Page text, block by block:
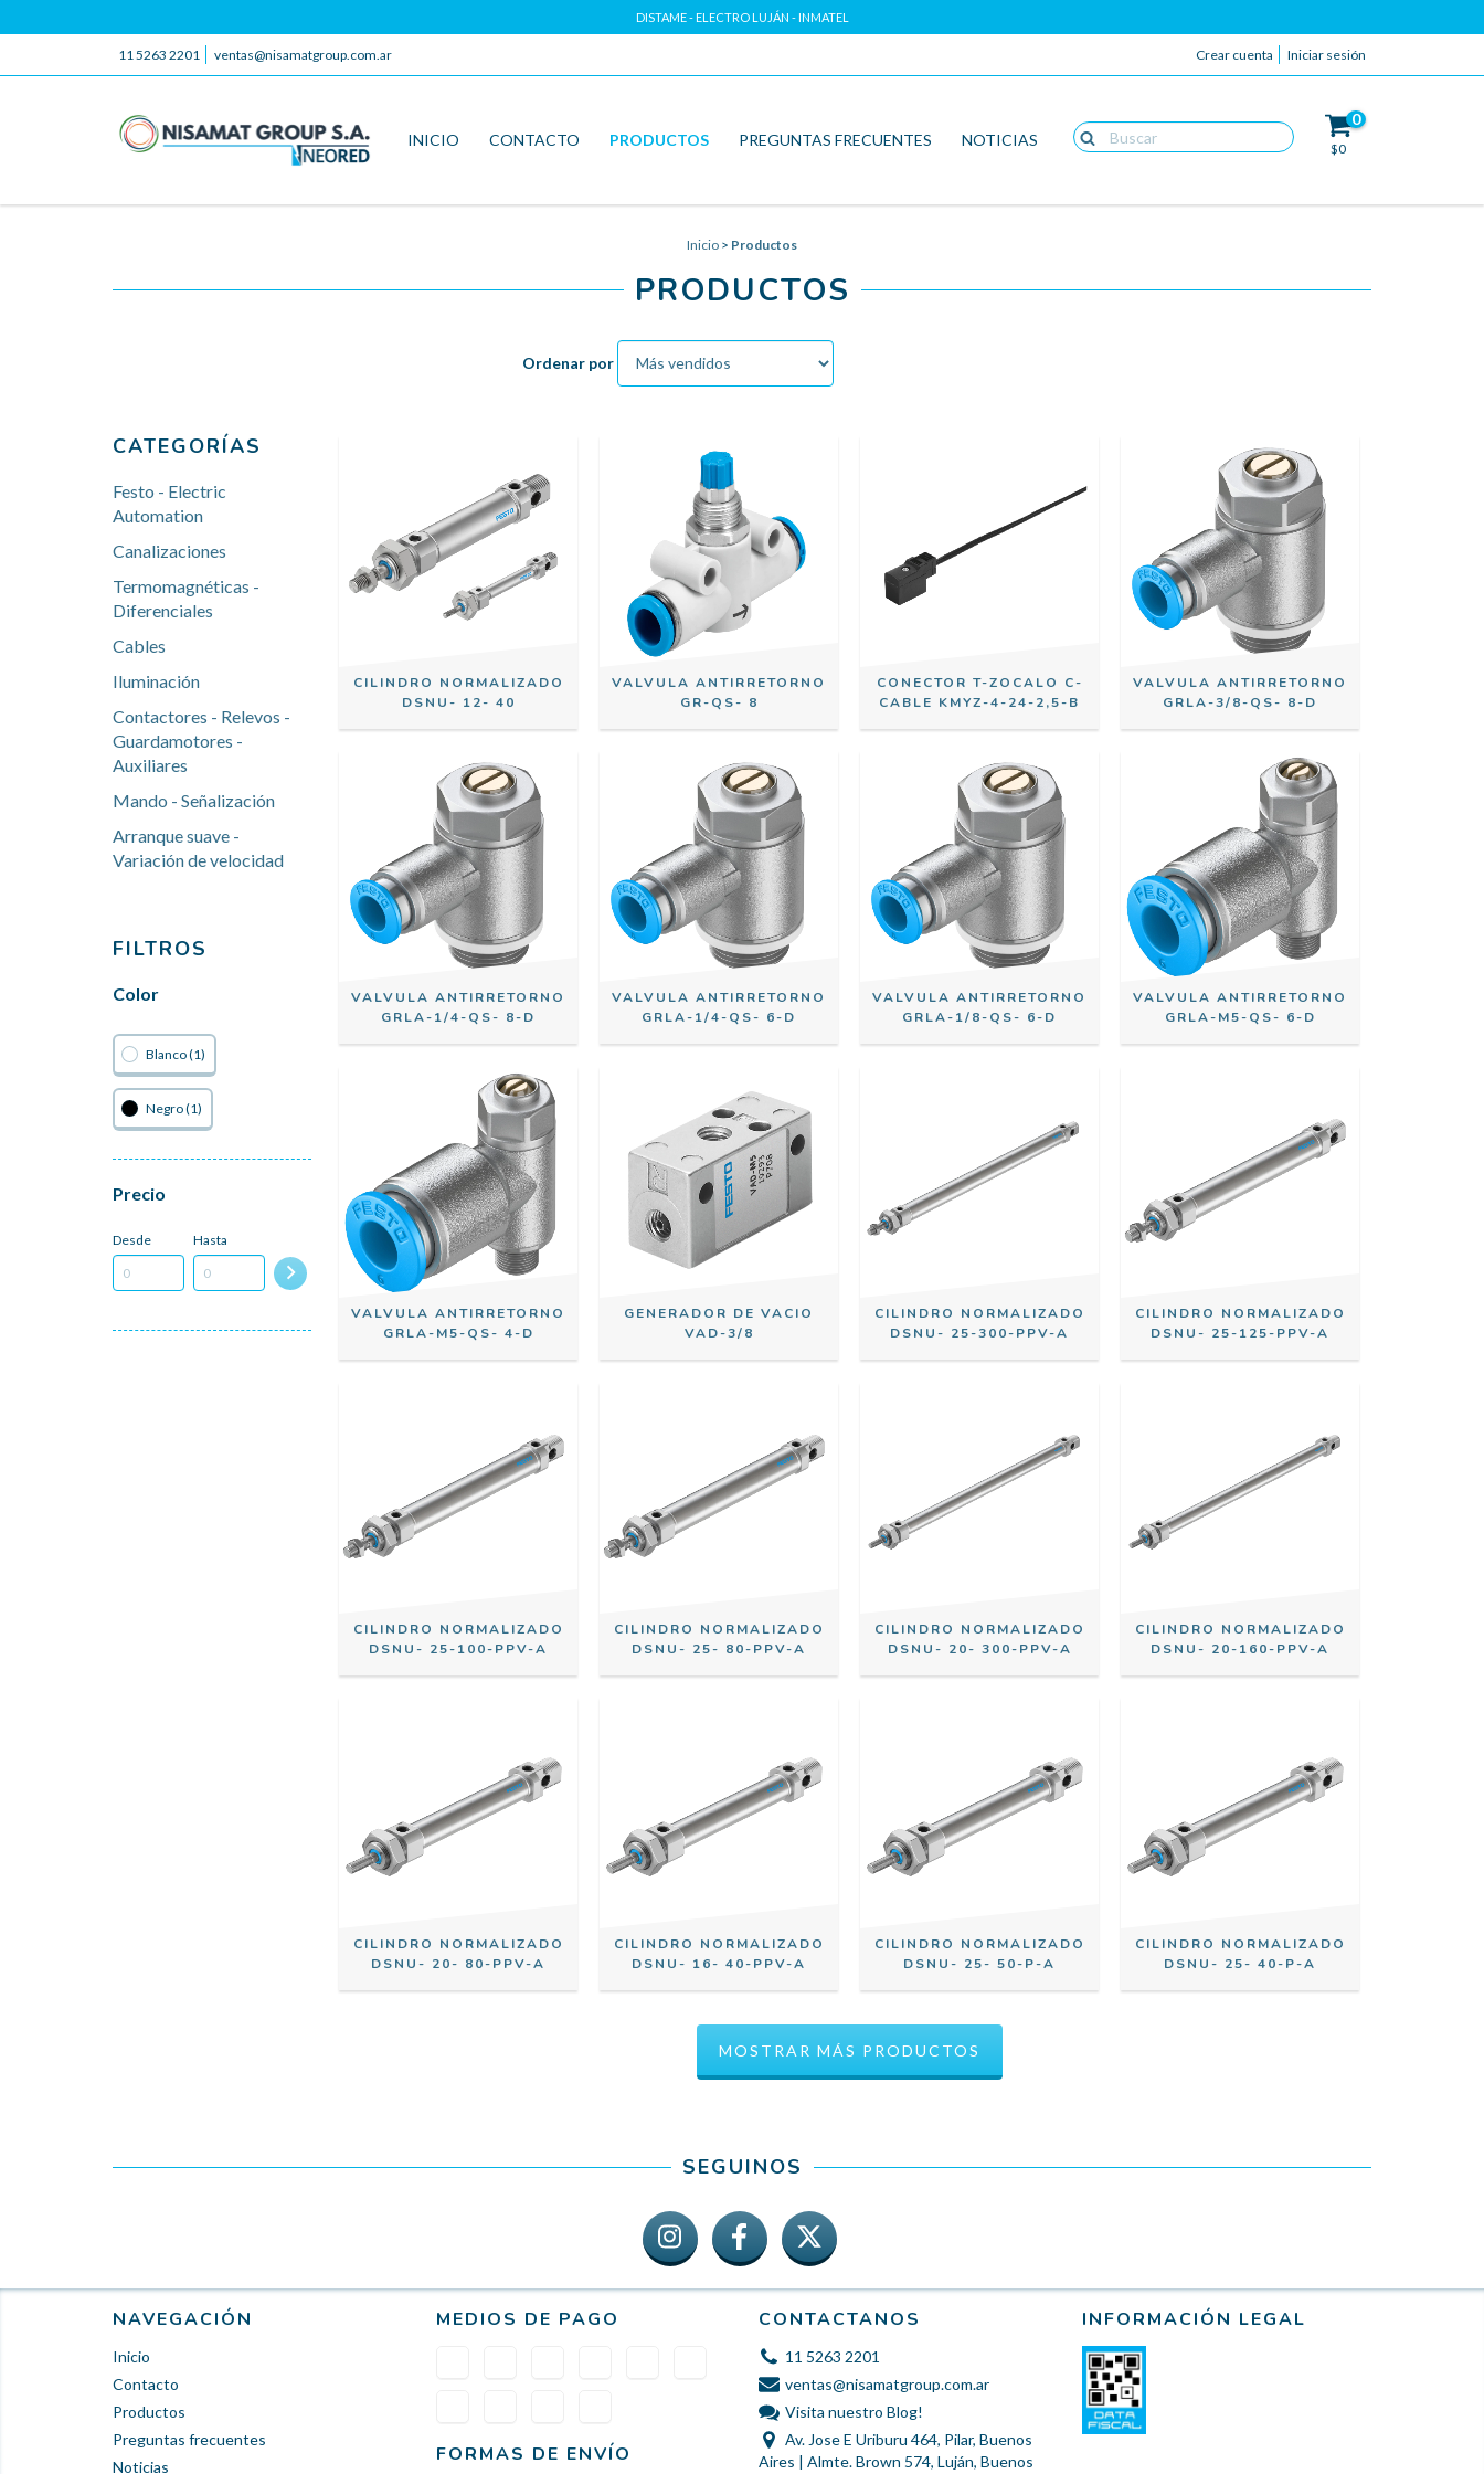
DISTAME - ELECTRO LUJÁN - INMATEL
11 5263 2201 ventas@nisamatgroup.com.ar Crear cuenta Iniciar sesión
INICIO CONTACTO PRODUCTOS PREGUNTAS FRECUENTES NOTICIAS
0
$0
Inicio > Productos
PRODUCTOS
Ordenar por
CATEGORÍAS
Festo - Electric
Automation
Canalizaciones
Termomagnéticas -
Diferenciales
Cables
Iluminación
Contactores - Relevos -
Guardamotores -
Auxiliares
Mando - Señalización
Arranque suave -
Variación de velocidad
FILTROS
Color
Blanco (1)
Negro (1)
Precio
Desde Hasta
CILINDRO NORMALIZADO
DSNU- 12- 40
VALVULA ANTIRRETORNO
GR-QS- 8
CONECTOR T-ZOCALO C-
CABLE KMYZ-4-24-2,5-B
VALVULA ANTIRRETORNO
GRLA-3/8-QS- 8-D
VALVULA ANTIRRETORNO
GRLA-1/4-QS- 8-D
VALVULA ANTIRRETORNO
GRLA-1/4-QS- 6-D
VALVULA ANTIRRETORNO
GRLA-1/8-QS- 6-D
VALVULA ANTIRRETORNO
GRLA-M5-QS- 6-D
VALVULA ANTIRRETORNO
GRLA-M5-QS- 4-D
GENERADOR DE VACIO
VAD-3/8
CILINDRO NORMALIZADO
DSNU- 25-300-PPV-A
CILINDRO NORMALIZADO
DSNU- 25-125-PPV-A
CILINDRO NORMALIZADO
DSNU- 25-100-PPV-A
CILINDRO NORMALIZADO
DSNU- 25- 80-PPV-A
CILINDRO NORMALIZADO
DSNU- 20- 300-PPV-A
CILINDRO NORMALIZADO
DSNU- 20-160-PPV-A
CILINDRO NORMALIZADO
DSNU- 20- 80-PPV-A
CILINDRO NORMALIZADO
DSNU- 16- 40-PPV-A
CILINDRO NORMALIZADO
DSNU- 25- 50-P-A
CILINDRO NORMALIZADO
DSNU- 25- 40-P-A
MOSTRAR MÁS PRODUCTOS
SEGUINOS
NAVEGACIÓN
Inicio
Contacto
Productos
Preguntas frecuentes
Noticias
MEDIOS DE PAGO
FORMAS DE ENVÍO
CONTACTANOS
11 5263 2201
ventas@nisamatgroup.com.ar
Visita nuestro Blog!
Av. Jose E Uriburu 464, Pilar, Buenos
Aires | Almte. Brown 574, Luján, Buenos
INFORMACIÓN LEGAL